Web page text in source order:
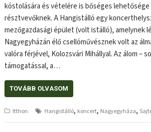
kóstolására és vételére is bőséges lehetősége
résztvevőknek. A Hangistálló egy
mezőgazdasági épület (volt istálló), amelynek
Nagyegyházán élő csellóművésznek volt az
valóra férjével, Kolozsvári Mihállyal. Az álom –
támogatással, a…
TOVÁBB OLVASOM
Itthon Hangistálló, koncert, Nagyegyháza,